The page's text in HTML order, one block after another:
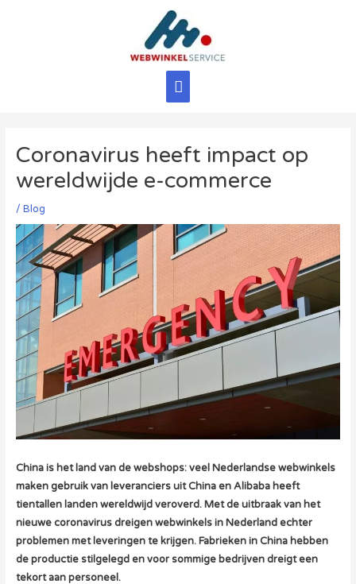
Hoofdmenu
Coronavirus heeft impact op
wereldwijde e-commerce
/ Blog
China is het land van de webshops: veel Nederlandse webwinkels
maken gebruik van leveranciers uit China en Alibaba heeft
tientallen landen wereldwijd veroverd. Met de uitbraak van het
nieuwe coronavirus dreigen webwinkels in Nederland echter
problemen met leveringen te krijgen. Fabrieken in China hebben
de productie stilgelegd en voor sommige bedrijven dreigt een
tekort aan personeel.